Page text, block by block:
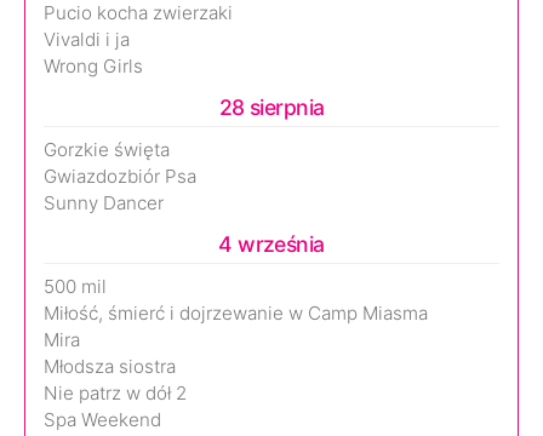
Pucio kocha zwierzaki
Vivaldi i ja
Wrong Girls
28 sierpnia
Gorzkie święta
Gwiazdozbiór Psa
Sunny Dancer
4 września
500 mil
Miłość, śmierć i dojrzewanie w Camp Miasma
Mira
Młodsza siostra
Nie patrz w dół 2
Spa Weekend